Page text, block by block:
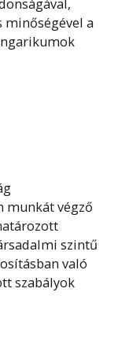
minőségével a
munkát végző
szintű
való
szabályok